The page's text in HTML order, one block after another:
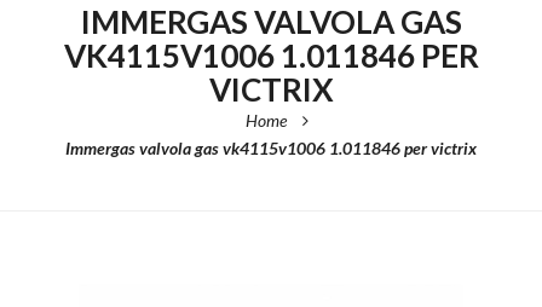
IMMERGAS VALVOLA GAS
VK4115V1006 1.011846 PER
VICTRIX
Home
Immergas valvola gas vk4115v1006 1.011846 per victrix